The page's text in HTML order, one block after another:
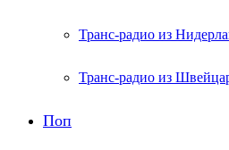
Транс-радио из
Транс-радио из
Поп